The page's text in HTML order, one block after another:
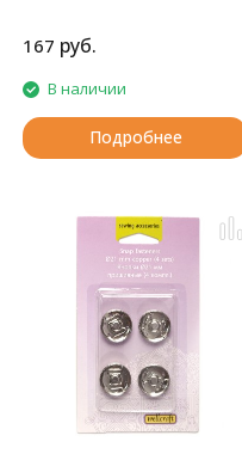
167 руб.
В наличии
Подробнее